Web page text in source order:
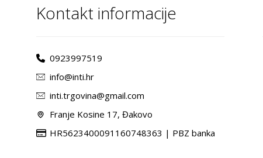
Kontakt informacije
0923997519
info@inti.hr
inti.trgovina@gmail.com
Franje Kosine 17, Đakovo
HR5623400091160748363 | PBZ banka